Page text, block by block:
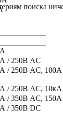
поиска
/ 250В AC
/ 250В AC,
/ 250В AC,
/ 350В AC,
/ 350В DC